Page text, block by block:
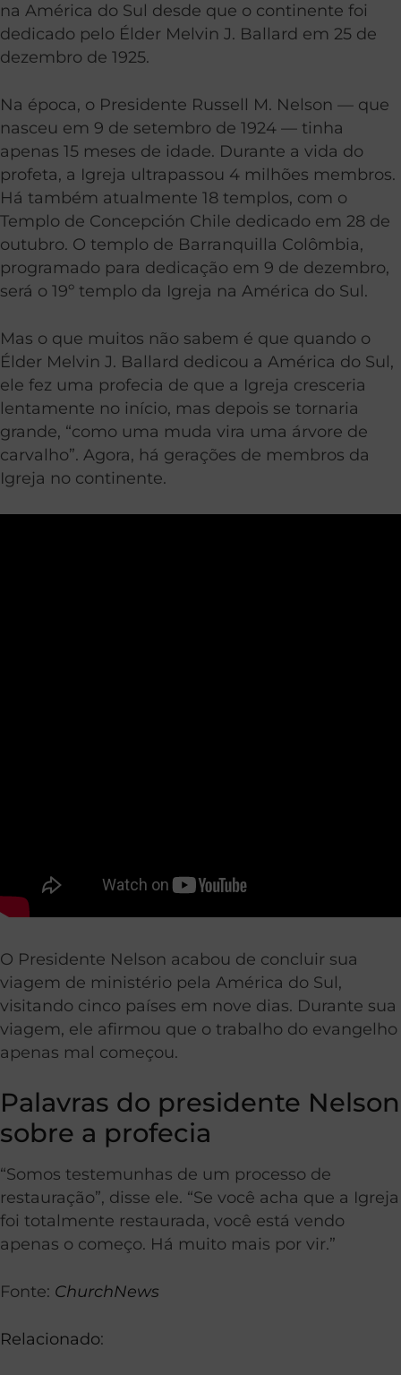
na América do Sul desde que o continente foi
dedicado pelo Élder Melvin J. Ballard em 25 de
dezembro de 1925.
Na época, o Presidente Russell M. Nelson — que
nasceu em 9 de setembro de 1924 — tinha
apenas 15 meses de idade. Durante a vida do
profeta, a Igreja ultrapassou 4 milhões membros.
Há também atualmente 18 templos, com o
Templo de Concepción Chile dedicado em 28 de
outubro. O templo de Barranquilla Colômbia,
programado para dedicação em 9 de dezembro,
será o 19º templo da Igreja na América do Sul.
Mas o que muitos não sabem é que quando o
Élder Melvin J. Ballard dedicou a América do Sul,
ele fez uma profecia de que a Igreja cresceria
lentamente no início, mas depois se tornaria
grande, “como uma muda vira uma árvore de
carvalho”. Agora, há gerações de membros da
Igreja no continente.
O Presidente Nelson acabou de concluir sua
viagem de ministério pela América do Sul,
visitando cinco países em nove dias. Durante sua
viagem, ele afirmou que o trabalho do evangelho
apenas mal começou.
Palavras do presidente Nelson
sobre a profecia
“Somos testemunhas de um processo de
restauração”, disse ele. “Se você acha que a Igreja
foi totalmente restaurada, você está vendo
apenas o começo. Há muito mais por vir.”
Fonte: ChurchNews
Relacionado: